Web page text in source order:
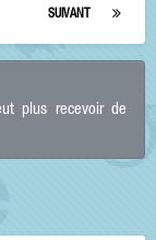
SUIVANT
plus recevoir de